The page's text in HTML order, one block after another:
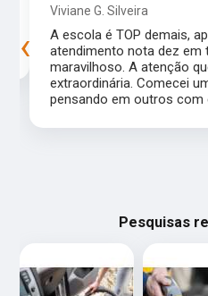
Viviane G. Silveira
A escola é TOP demais,
atendimento nota dez em
maravilhoso. A atenção
extraordinária. Comecei
pensando em outros com
‹
Pesquisas